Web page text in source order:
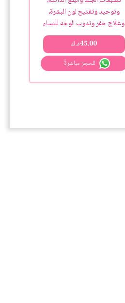
وتوحيد وتفتيح لون البشرة،
وعلاج حفر وندوب الوجه للنساء
45.00د.ك
للحجز مباشرةً